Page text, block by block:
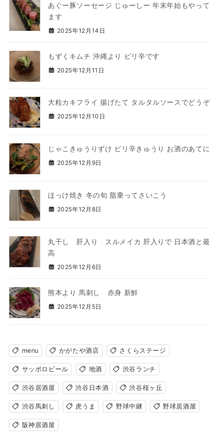
あぐー豚ソーセージ じゅーしー 年末年始もやって
ます
2025年12月14日
もずくキムチ 沖縄より ピリ辛です
2025年12月11日
大粒カキフライ 揚げたて タルタルソースでどうぞ
2025年12月10日
じゃこきゅうりずけ ピリ辛きゅうり お酒のあてに
2025年12月9日
ほっけ焼き 冬の旬 脂乗ってさいこう
2025年12月8日
丸干し 肝入り スルメイカ 肝入りで 日本酒と最
高
2025年12月6日
熊本より 馬刺し 赤身 新鮮
2025年12月5日
menu かがたや酒店 さくらステージ
サッポロビール 地酒 渋谷ランチ
渋谷居酒屋 渋谷日本酒 渋谷桜ヶ丘
渋谷馬刺し 虎うま 野球中継 野球居酒屋
阪神居酒屋